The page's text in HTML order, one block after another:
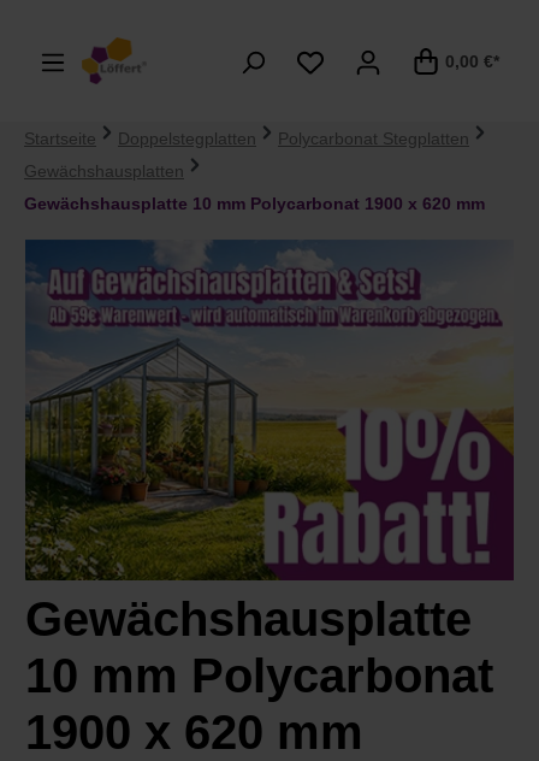
0,00 €*
Startseite Doppelstegplatten
Polycarbonat Stegplatten
Gewächshausplatten
Gewächshausplatte 10 mm Polycarbonat 1900 x 620 mm
Gewächshausplatte
10 mm Polycarbonat
1900 x 620 mm